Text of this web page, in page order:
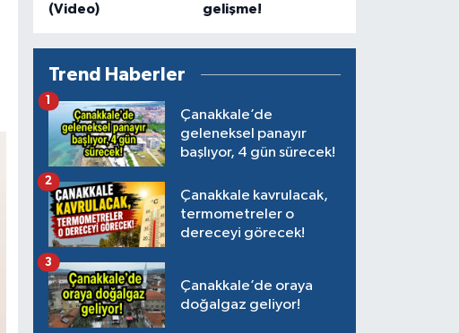
(Video)
gelişme!
Trend Haberler
Çanakkale’de
geleneksel panayır
başlıyor, 4 gün sürecek!
1
Çanakkale kavrulacak,
termometreler o
dereceyi görecek!
2
Çanakkale’de oraya
doğalgaz geliyor!
3